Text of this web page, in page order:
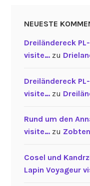
NEUESTE
Dreiländereck
visite…zu
Dreiländereck
visite…zu
Rund um den
visite…zu
Cosel und
Lapin Voyageur